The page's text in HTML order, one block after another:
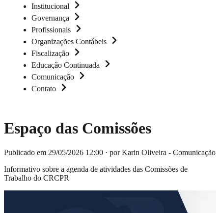
Institucional
Governança
Profissionais
Organizações Contábeis
Fiscalização
Educação Continuada
Comunicação
Contato
Espaço das Comissões
Publicado em 29/05/2026 12:00 · por Karin Oliveira - Comunicação
Informativo sobre a agenda de atividades das Comissões de
Trabalho do CRCPR